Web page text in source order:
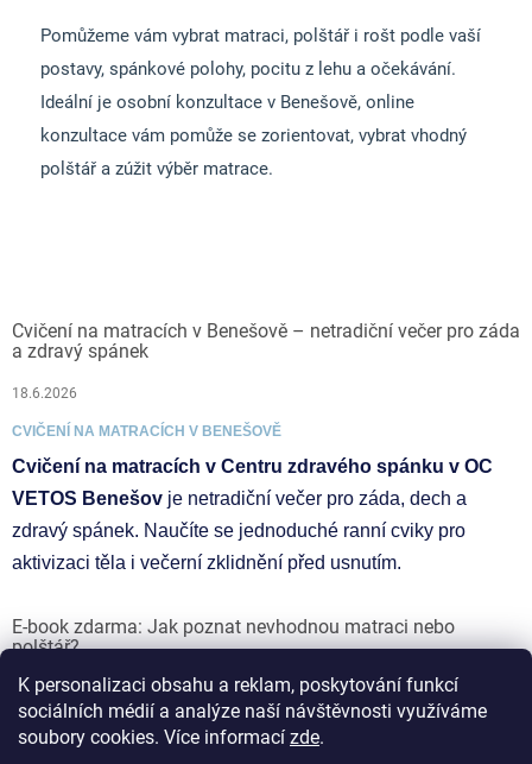
K personalizaci obsahu a reklam, poskytování funkcí
sociálních médií a analýze naší návštěvnosti využíváme
soubory cookies. Více informací zde.
Pomůžeme vám vybrat matraci, polštář i rošt podle vaší
postavy, spánkové polohy, pocitu z lehu a očekávání.
Ideální je osobní konzultace v Benešově, online
konzultace vám pomůže se zorientovat, vybrat vhodný
polštář a zúžit výběr matrace.
Cvičení na matracích v Benešově – netradiční večer pro záda
a zdravý spánek
18.6.2026
CVIČENÍ NA MATRACÍCH V BENEŠOVĚ
Cvičení na matracích v Centru zdravého spánku v OC
VETOS Benešov je netradiční večer pro záda, dech a
zdravý spánek. Naučíte se jednoduché ranní cviky pro
aktivizaci těla i večerní zklidnění před usnutím.
E-book zdarma: Jak poznat nevhodnou matraci nebo
polštář?
17.6.2026